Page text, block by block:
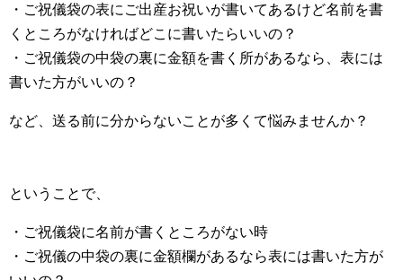
・ご祝儀袋の表にご出産お祝いが書いてあるけど名前を書
くところがなければどこに書いたらいいの？
・ご祝儀袋の中袋の裏に金額を書く所があるなら、表には
書いた方がいいの？
など、送る前に分からないことが多くて悩みませんか？
ということで、
・ご祝儀袋に名前が書くところがない時
・ご祝儀の中袋の裏に金額欄があるなら表には書いた方が